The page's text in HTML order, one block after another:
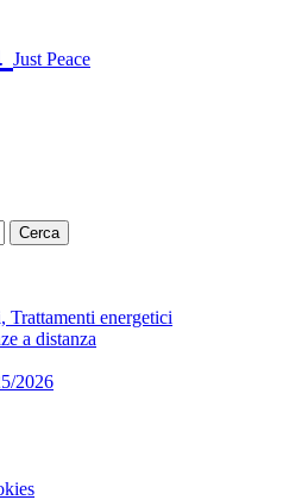
Just Peace
Trattamenti energetici
a distanza
2026